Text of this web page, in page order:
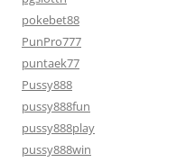
pokebet88
PunPro777
puntaek77
Pussy888
pussy888fun
pussy888play
pussy888win